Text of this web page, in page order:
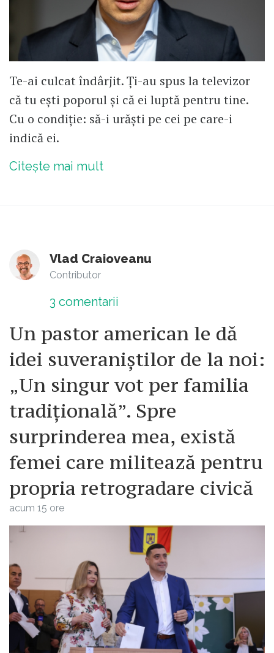
Te-ai culcat îndârjit. Ți-au spus la televizor
că tu ești poporul și că ei luptă pentru tine.
Cu o condiție: să-i urăști pe cei pe care-i
indică ei.
Citește mai mult
Vlad Craioveanu
Contributor
3 comentarii
Un pastor american le dă
idei suveraniștilor de la noi:
„Un singur vot per familia
tradițională”. Spre
surprinderea mea, există
femei care militează pentru
propria retrogradare civică
acum 15 ore